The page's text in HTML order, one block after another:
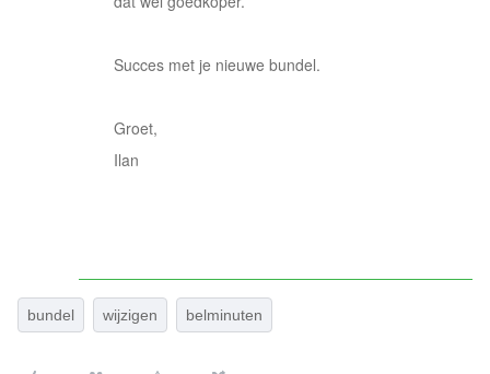
Succes met je nieuwe bundel.
Groet,
Ilan
bundel wijzigen belminuten